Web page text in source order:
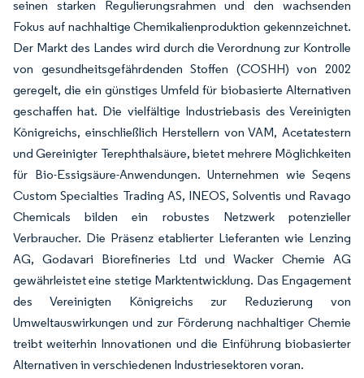
seinen starken Regulierungsrahmen und den wachsenden
Fokus auf nachhaltige Chemikalienproduktion gekennzeichnet.
Der Markt des Landes wird durch die Verordnung zur Kontrolle
von gesundheitsgefährdenden Stoffen (COSHH) von 2002
geregelt, die ein günstiges Umfeld für biobasierte Alternativen
geschaffen hat. Die vielfältige Industriebasis des Vereinigten
Königreichs, einschließlich Herstellern von VAM, Acetatestern
und Gereinigter Terephthalsäure, bietet mehrere Möglichkeiten
für Bio-Essigsäure-Anwendungen. Unternehmen wie Seqens
Custom Specialties Trading AS, INEOS, Solventis und Ravago
Chemicals bilden ein robustes Netzwerk potenzieller
Verbraucher. Die Präsenz etablierter Lieferanten wie Lenzing
AG, Godavari Biorefineries Ltd und Wacker Chemie AG
gewährleistet eine stetige Marktentwicklung. Das Engagement
des Vereinigten Königreichs zur Reduzierung von
Umweltauswirkungen und zur Förderung nachhaltiger Chemie
treibt weiterhin Innovationen und die Einführung biobasierter
Alternativen in verschiedenen Industriesektoren voran.